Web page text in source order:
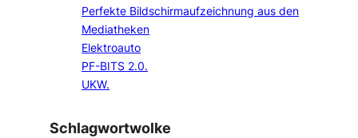
Perfekte Bildschirmaufzeichnung aus den
Mediatheken
Elektroauto
PF-BITS 2.0.
UKW.
Schlagwortwolke